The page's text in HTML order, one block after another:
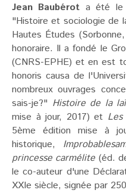
Jean Baubérot a été le
"Histoire et sociologie de
Hautes Études
honoraire. Il a fondé le
(CNRS-EPHE) et en est
honoris causa de
nombreux ouvrages
sais-je?" Histoire de la
mise à jour, 2017) et
5ème édition mise à
historique,
princesse carmélite (éd.
le co-auteur d'une
XXIe siècle, signée par